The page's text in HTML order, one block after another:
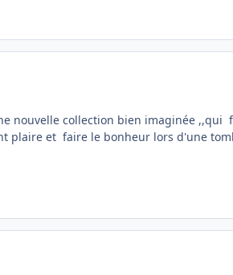
nouvelle collection bien imaginée
plaire et faire le bonheur lors d'une